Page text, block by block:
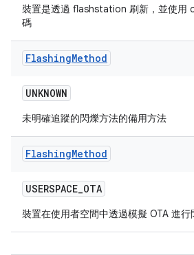
裝置是透過 flashstation 刷新，並使用
碼
FlashingMethod
UNKNOWN
未明確追蹤的閃爍方法的備用方法
FlashingMethod
USERSPACE_OTA
裝置在使用者空間中透過模擬 OTA 進行